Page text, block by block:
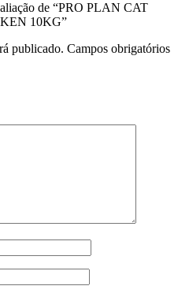
de “PRO PLAN CAT
10KG”
publicado. Campos obrigatórios